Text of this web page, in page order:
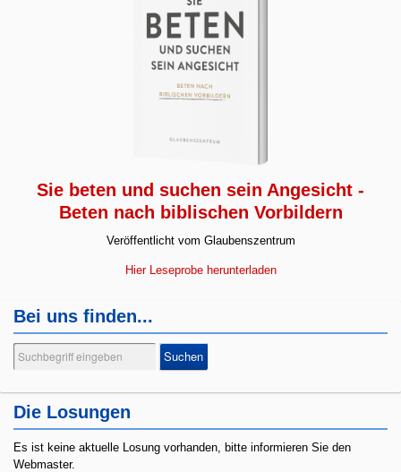
Sie beten und suchen sein Angesicht -
Beten nach biblischen Vorbildern
Veröffentlicht vom Glaubenszentrum
Hier Leseprobe herunterladen
Bei uns finden...
Suchen
...
Suchen
Die Losungen
Es ist keine aktuelle Losung vorhanden, bitte informieren Sie den
Webmaster.